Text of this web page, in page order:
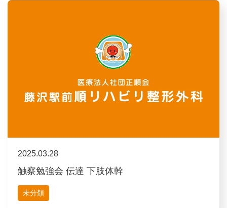
2025.03.28
触察勉強会 伝達 下肢体幹
未分類